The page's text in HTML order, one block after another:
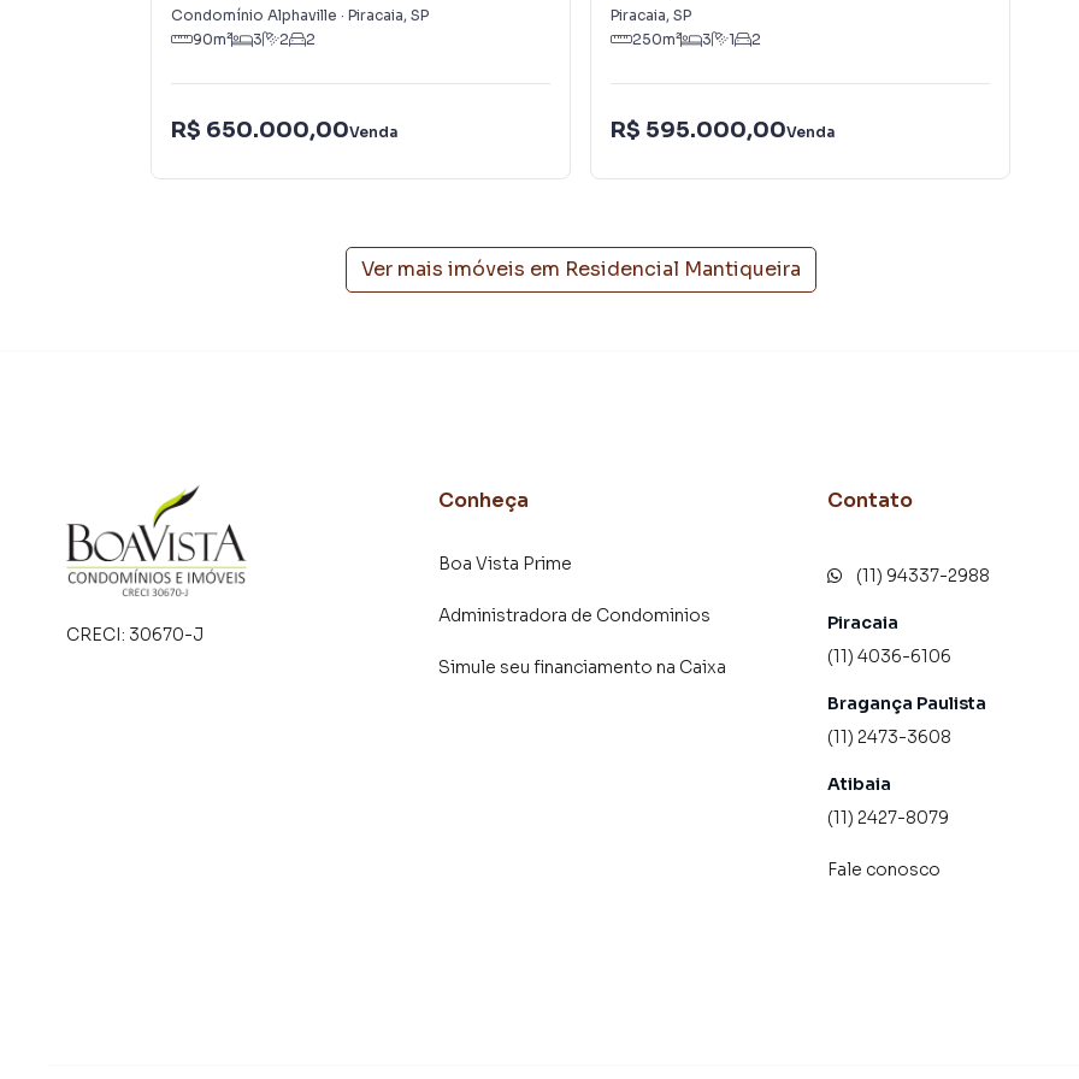
Condomínio Alphaville · Piracaia, SP
90m² 3 2 2
R$ 650.000,00Venda
Piracaia, SP
250m² 3 1 2
R$ 595.000,00Venda
Ver mais imóveis em Residencial Mantiqueira
CRECI: 30670-J
Conheça
Boa Vista Prime
Administradora de Condominios
Simule seu financiamento na Caixa
Contato
(11) 94337-2988
Piracaia
(11) 4036-6106
Bragança Paulista
(11) 2473-3608
Atibaia
(11) 2427-8079
Fale conosco